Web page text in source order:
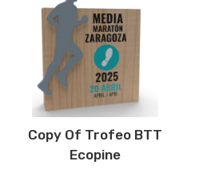
Copy Of Trofeo BTT
Ecopine